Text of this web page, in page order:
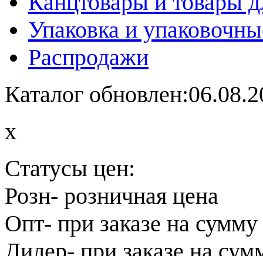
Упаковка и
Распродажи
Каталог
x
Статусы цен:
Розн- розничная цена
Опт- при заказе на